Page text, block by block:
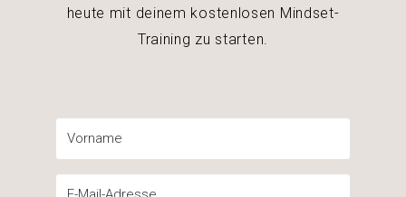
heute mit deinem kostenlosen Mindset-
Training zu starten.